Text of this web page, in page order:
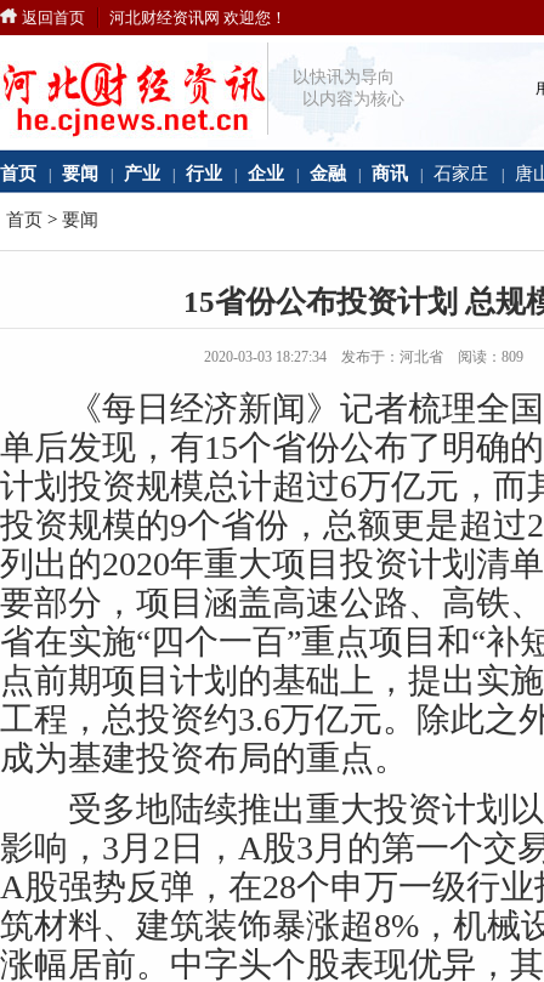
返回首页 河北财经资讯网 欢迎您！
以快讯为导向
以内容为核心
首页 要闻 产业 行业 企业 金融 商讯 石家庄 唐
首页 > 要闻
15省份公布投资计划 总规
2020-03-03 18:27:34 发布于：河北省 阅读：809
《每日经济新闻》记者梳理全国
单后发现，有15个省份公布了明确
计划投资规模总计超过6万亿元，而
投资规模的9个省份，总额更是超过
列出的2020年重大项目投资计划清
要部分，项目涵盖高速公路、高铁
省在实施“四个一百”重点项目和“补
点前期项目计划的基础上，提出实
工程，总投资约3.6万亿元。除此之
成为基建投资布局的重点。
受多地陆续推出重大投资计划以
影响，3月2日，A股3月的第一个交
A股强势反弹，在28个申万一级行
筑材料、建筑装饰暴涨超8%，机械
涨幅居前。中字头个股表现优异，